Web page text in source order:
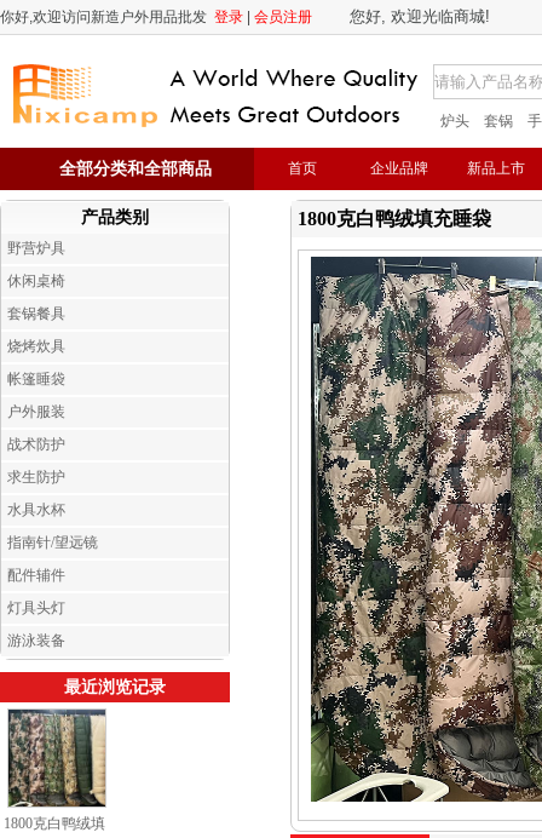
您好, 欢迎光临商城!
你好,欢迎访问新造户外用品批发 登录 会员注册
炉头 套锅
全部分类和全部商品 首页 企业品牌 新品上市
产品类别
野营炉具
休闲桌椅
套锅餐具
烧烤炊具
帐篷睡袋
户外服装
战术防护
求生防护
水具水杯
指南针/望远镜
配件辅件
灯具头灯
游泳装备
最近浏览记录
1800克白鸭绒填
1800克白鸭绒填充睡袋